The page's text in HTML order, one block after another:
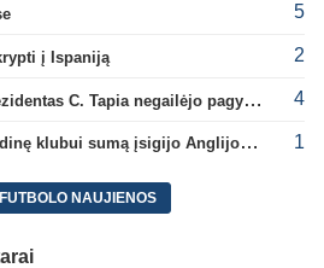
5
į Ispaniją 2
Argentinos federacijos prezidentas C. Tapia negailėjo pagyrų G. Infantino 4
Oficialu: „Leeds“ už rekordinę klubui sumą įsigijo Anglijos rinktinės vartininką 1
NAUJIENOS